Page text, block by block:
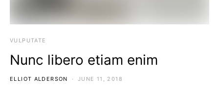
VULPUTATE
Nunc libero etiam enim
ELLIOT ALDERSON JUNE 11, 2018